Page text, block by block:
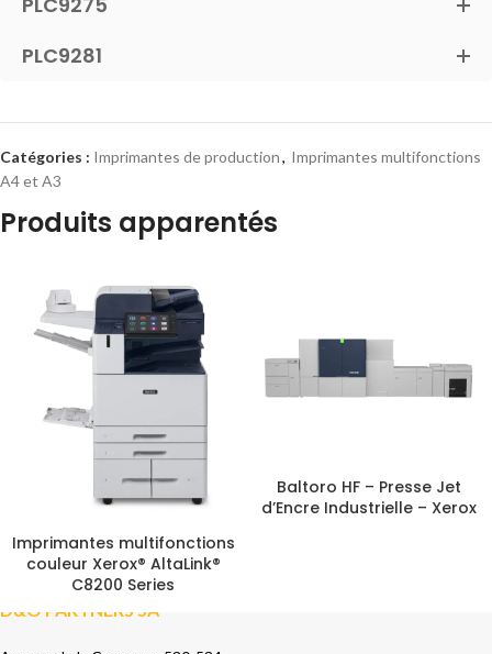
PLC9281
Catégories : Imprimantes de production, Imprimantes multifonctions
A4 et A3
Produits apparentés
Imprimantes multifonctions
couleur Xerox® AltaLink®
C8200 Series
Baltoro HF – Presse Jet
d’Encre Industrielle – Xerox
D&O PARTNERS SA